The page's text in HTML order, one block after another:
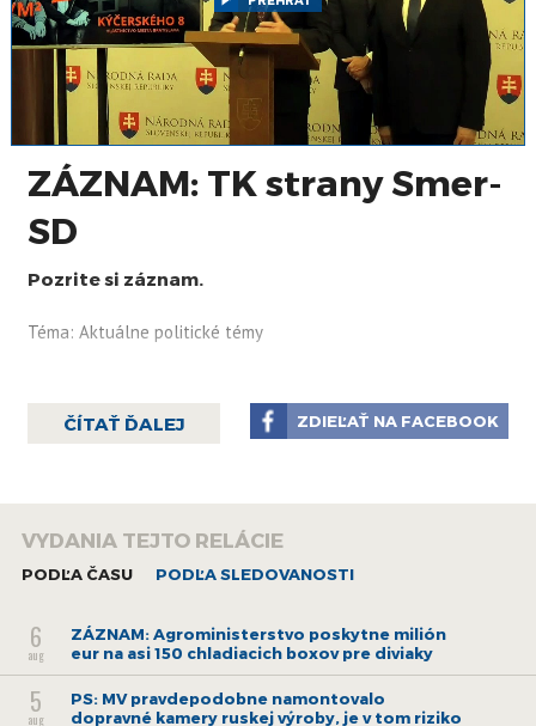
ZÁZNAM: TK strany Smer-
SD
Pozrite si záznam.
Téma: Aktuálne politické témy
ČÍTAŤ ĎALEJ ZDIEĽAŤ NA FACEBOOK
VYDANIA TEJTO RELÁCIE
PODĽA ČASU PODĽA SLEDOVANOSTI
6
aug
ZÁZNAM: Agroministerstvo poskytne milión
eur na asi 150 chladiacich boxov pre diviaky
5
aug
PS: MV pravdepodobne namontovalo
dopravné kamery ruskej výroby, je v tom riziko